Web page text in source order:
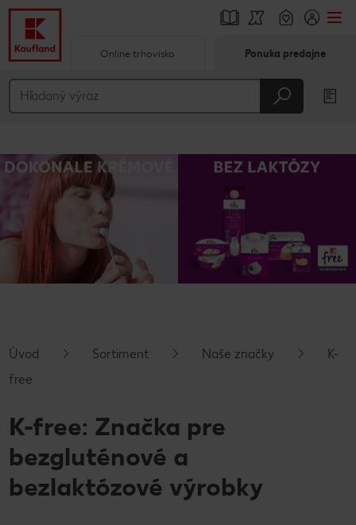
Hlavný obsah
Vyskakovací bočný panel
Online trhovisko Ponuka predajne
Úvod Sortiment Naše značky
K-
free
K-free: Značka pre
bezgluténové a
bezlaktózové výrobky